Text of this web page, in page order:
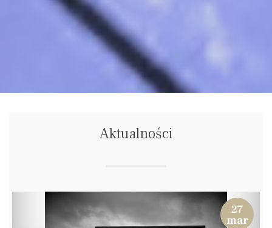
Aktualności
27
mar